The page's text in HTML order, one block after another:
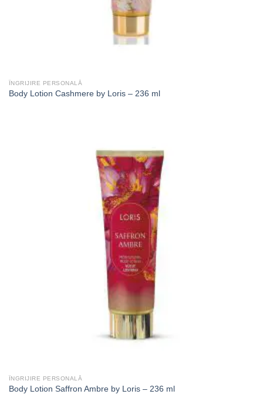
ÎNGRIJIRE PERSONALĂ
Body Lotion Cashmere by Loris – 236 ml
ÎNGRIJIRE PERSONALĂ
Body Lotion Saffron Ambre by Loris – 236 ml